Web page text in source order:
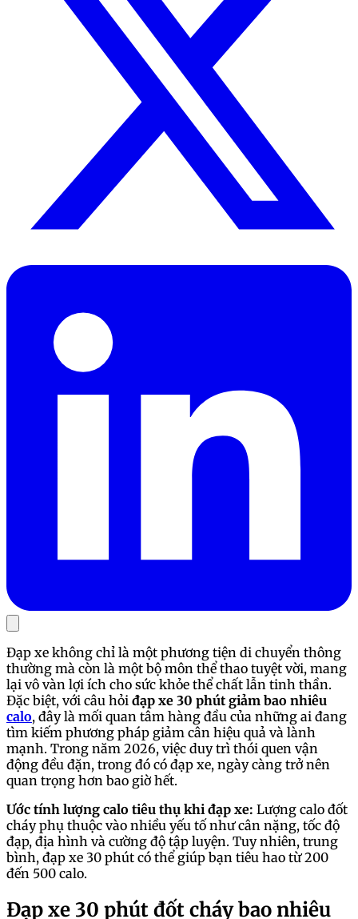
Đạp xe không chỉ là một phương tiện di chuyển thông
thường mà còn là một bộ môn thể thao tuyệt vời, mang
lại vô vàn lợi ích cho sức khỏe thể chất lẫn tinh thần.
Đặc biệt, với câu hỏi đạp xe 30 phút giảm bao nhiêu
calo, đây là mối quan tâm hàng đầu của những ai đang
tìm kiếm phương pháp giảm cân hiệu quả và lành
mạnh. Trong năm 2026, việc duy trì thói quen vận
động đều đặn, trong đó có đạp xe, ngày càng trở nên
quan trọng hơn bao giờ hết.
Ước tính lượng calo tiêu thụ khi đạp xe: Lượng calo đốt
cháy phụ thuộc vào nhiều yếu tố như cân nặng, tốc độ
đạp, địa hình và cường độ tập luyện. Tuy nhiên, trung
bình, đạp xe 30 phút có thể giúp bạn tiêu hao từ 200
đến 500 calo.
Đạp xe 30 phút đốt cháy bao nhiêu